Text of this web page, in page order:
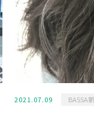
2021.07.09 BASSA